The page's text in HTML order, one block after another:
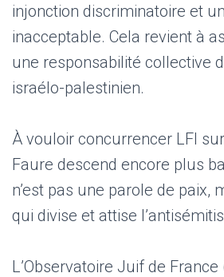
injonction discriminatoire et
inacceptable. Cela revient à
une responsabilité collective
israélo-palestinien.
À vouloir concurrencer LFI
Faure descend encore plus
n’est pas une parole de paix,
qui divise et attise
L’Observatoire Juif de